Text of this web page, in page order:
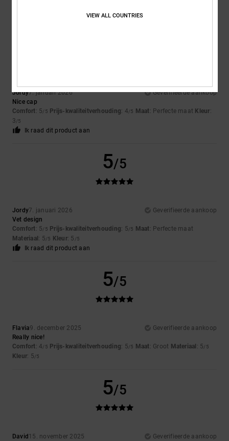
Ik raad dit product aan
Jordy7. januari 2026
Geverifieerde aankoop
Nice cap
Comfort: 5/5 Prijs-kwaliteitverhouding: 4/5 Maat: Perfecte maat Kleur:
3/5
Ik raad dit product aan
5/5
Jordy7. januari 2026
Geverifieerde aankoop
Vet design
Comfort: 5/5 Prijs-kwaliteitverhouding: 5/5 Maat: Perfecte maat
Materiaal : 5/5 Kleur: 5 /5
Ik raad dit product aan
5/5
Flavia9. december 2025
Geverifieerde aankoop
Really nice!
Comfort: 4/5 Prijs-kwaliteitverhouding: 5/5 Maat: Groot Materiaal : 5/5
Kleur: 5/5
5/5
David 15. november 2025
Geverifieerde aankoop
VIEW ALL COUNTRIES